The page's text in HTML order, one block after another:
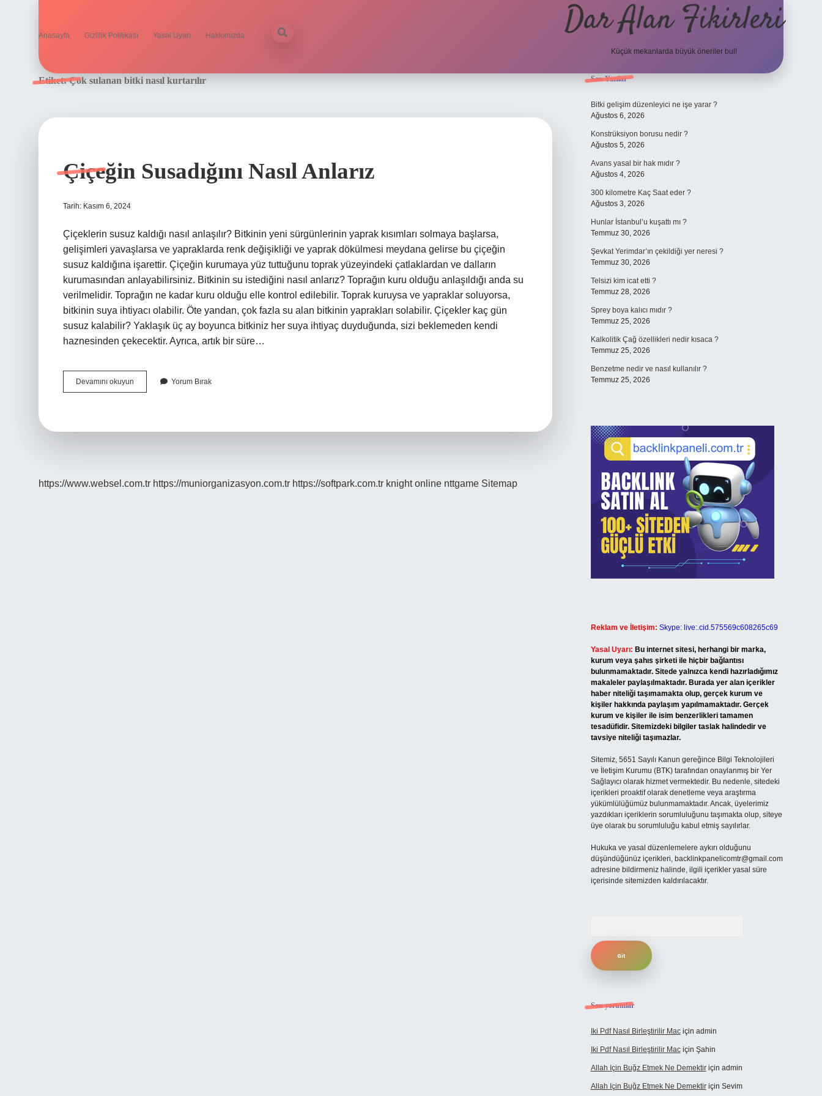
Anasayfa Gizlilik Politikası Yasal Uyarı Hakkımızda Dar Alan Fikirleri
Küçük mekanlarda büyük öneriler bul!
Etiket:Çok sulanan bitki nasıl kurtarılır
Çiçeğin Susadığını Nasıl Anlarız
Tarih: Kasım 6, 2024
Çiçeklerin susuz kaldığı nasıl anlaşılır? Bitkinin yeni sürgünlerinin yaprak kısımları solmaya başlarsa,
gelişimleri yavaşlarsa ve yapraklarda renk değişikliği ve yaprak dökülmesi meydana gelirse bu çiçeğin
susuz kaldığına işarettir. Çiçeğin kurumaya yüz tuttuğunu toprak yüzeyindeki çatlaklardan ve dalların
kurumasından anlayabilirsiniz. Bitkinin su istediğini nasıl anlarız? Toprağın kuru olduğu anlaşıldığı anda su
verilmelidir. Toprağın ne kadar kuru olduğu elle kontrol edilebilir. Toprak kuruysa ve yapraklar soluyorsa,
bitkinin suya ihtiyacı olabilir. Öte yandan, çok fazla su alan bitkinin yaprakları solabilir. Çiçekler kaç gün
susuz kalabilir? Yaklaşık üç ay boyunca bitkiniz her suya ihtiyaç duyduğunda, sizi beklemeden kendi
haznesinden çekecektir. Ayrıca, artık bir süre…
Devamını okuyun
Susadığını
Yorum Bırak
https://www.websel.com.tr https://muniorganizasyon.com.tr https://softpark.com.tr knight online nttgame Sitemap
Sidebar
Son Yazılar
Bitki gelişim düzenleyici ne işe yarar ?
Ağustos 6, 2026
Konstrüksiyon borusu nedir ?
Ağustos 5, 2026
Avans yasal bir hak mıdır ?
Ağustos 4, 2026
300 kilometre Kaç Saat eder ?
Ağustos 3, 2026
Hunlar İstanbul’u kuşattı mı ?
Temmuz 30, 2026
Şevkat Yerimdar’ın çekildiği yer neresi ?
Temmuz 30, 2026
Telsizi kim icat etti ?
Temmuz 28, 2026
Sprey boya kalıcı mıdır ?
Temmuz 25, 2026
Kalkolitik Çağ özellikleri nedir kısaca ?
Temmuz 25, 2026
Benzetme nedir ve nasıl kullanılır ?
Temmuz 25, 2026
Reklam ve İletişim: Skype: live:.cid.575569c608265c69
Yasal Uyarı: Bu internet sitesi, herhangi bir marka,
kurum veya şahıs şirketi ile hiçbir bağlantısı
bulunmamaktadır. Sitede yalnızca kendi hazırladığımız
makaleler paylaşılmaktadır. Burada yer alan içerikler
haber niteliği taşımamakta olup, gerçek kurum ve
kişiler hakkında paylaşım yapılmamaktadır. Gerçek
kurum ve kişiler ile isim benzerlikleri tamamen
tesadüfidir. Sitemizdeki bilgiler taslak halindedir ve
tavsiye niteliği taşımazlar.
Sitemiz, 5651 Sayılı Kanun gereğince Bilgi Teknolojileri
ve İletişim Kurumu (BTK) tarafından onaylanmış bir Yer
Sağlayıcı olarak hizmet vermektedir. Bu nedenle, sitedeki
içerikleri proaktif olarak denetleme veya araştırma
yükümlülüğümüz bulunmamaktadır. Ancak, üyelerimiz
yazdıkları içeriklerin sorumluluğunu taşımakta olup, siteye
üye olarak bu sorumluluğu kabul etmiş sayılırlar.
Hukuka ve yasal düzenlemelere aykırı olduğunu
düşündüğünüz içerikleri, backlinkpanelicomtr@gmail.com
adresine bildirmeniz halinde, ilgili içerikler yasal süre
içerisinde sitemizden kaldırılacaktır.
Son yorumlar
Iki Pdf Nasıl Birleştirilir Maciçin admin
Iki Pdf Nasıl Birleştirilir Maciçin Şahin
Allah Için Buğz Etmek Ne Demektiriçin admin
Allah Için Buğz Etmek Ne Demektiriçin Sevim